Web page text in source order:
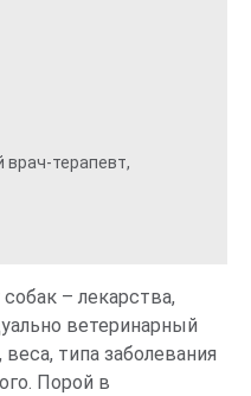
терапевт,
– лекарства,
ветеринарный
типа заболевания
Порой в